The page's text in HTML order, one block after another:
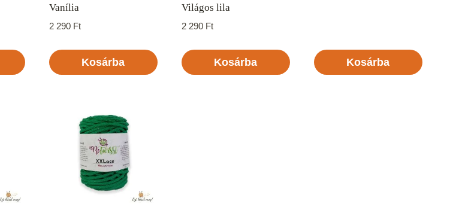
Vanília
2 290 Ft
Kosárba
Világos lila
2 290 Ft
Kosárba Kosárba